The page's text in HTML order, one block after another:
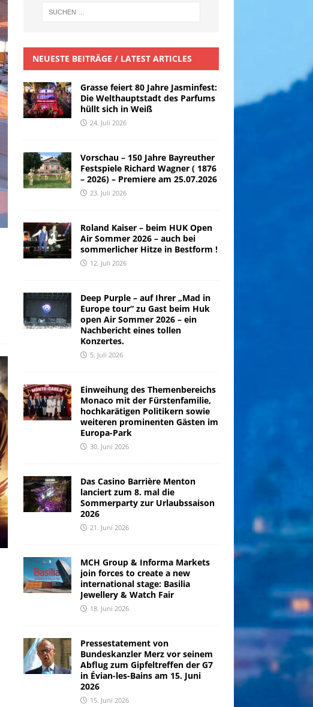
NEUESTE BEITRÄGE / LATEST ARTICLES
Grasse feiert 80 Jahre Jasminfest:
Die Welthauptstadt des Parfums
hüllt sich in Weiß
24. Juli 2026
Vorschau – 150 Jahre Bayreuther
Festspiele Richard Wagner ( 1876
– 2026) – Premiere am 25.07.2026
23. Juli 2026
Roland Kaiser – beim HUK Open
Air Sommer 2026 – auch bei
sommerlicher Hitze in Bestform !
12. Juli 2026
Deep Purple – auf Ihrer „Mad in
Europe tour“ zu Gast beim Huk
open Air Sommer 2026 – ein
Nachbericht eines tollen
Konzertes.
5. Juli 2026
Einweihung des Themenbereichs
Monaco mit der Fürstenfamilie,
hochkarätigen Politikern sowie
weiteren prominenten Gästen im
Europa-Park
30. Juni 2026
Das Casino Barrière Menton
lanciert zum 8. mal die
Sommerparty zur Urlaubssaison
2026
21. Juni 2026
MCH Group & Informa Markets
join forces to create a new
international stage: Basilia
Jewellery & Watch Fair
18. Juni 2026
Pressestatement von
Bundeskanzler Merz vor seinem
Abflug zum Gipfeltreffen der G7
in Évian-les-Bains am 15. Juni
2026
15. Juni 2026